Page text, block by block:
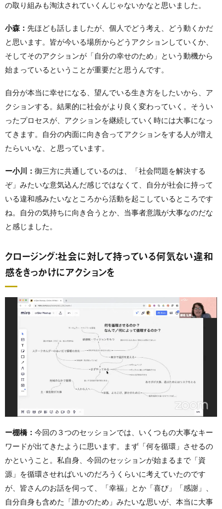
の取り組みも淘汰されていくんじゃないかなと思いました。
小森： 先ほども話しましたが、個人でどう考え、どう動くかだ
と思います。皆が今いる場所からどうアクションしていくか、
そしてそのアクションが「自分の幸せのため」という動機から
始まっているということが重要だと思うんです。
自分が本当に幸せになる、望んでいる生き方をしたいから、ア
クションする。結果的に社会がより良く変わっていく。そうい
ったプロセスが、アクションを継続していく時には大事になっ
てきます。自分の内面に向き合ってアクションをする人が増え
たらいいな、と思っています。
ー小川： 御三方に共通しているのは、「社会問題を解決する
ぞ」みたいな意気込んだ感じではなくて、自分が社会に持って
いる違和感みたいなところから活動を起こしているところです
ね。自分の気持ちに向き合うとか、当事者意識が大事なのだな
と感じました。
クロージング：社会に対して持っている何気ない違和
感をきっかけにアクションを
ー棚橋： 今回の３つのセッションでは、いくつもの大事なキー
ワードが出てきたように思います。まず「何を循環」させるの
かということ。私自身、今回のセッションが始まるまで「資
源」を循環させればいいのだろうくらいに考えていたのです
が、皆さんのお話を伺って、「幸福」とか「喜び」「感謝」、
自分自身も含めた「誰かのため」みたいな思いが、本当に大事